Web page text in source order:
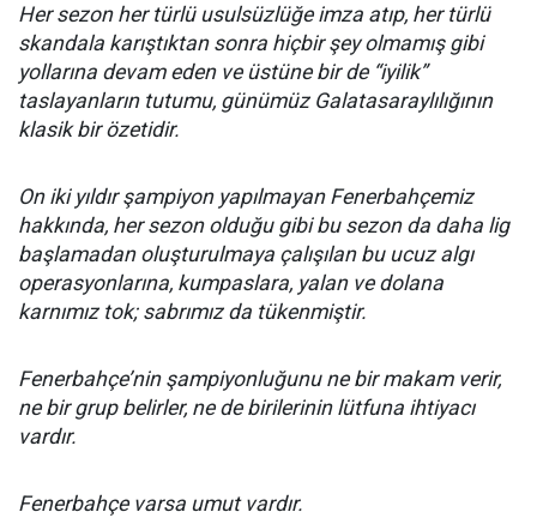
Her sezon her türlü usulsüzlüğe imza atıp, her türlü
skandala karıştıktan sonra hiçbir şey olmamış gibi
yollarına devam eden ve üstüne bir de “iyilik”
taslayanların tutumu, günümüz Galatasaraylılığının
klasik bir özetidir.
On iki yıldır şampiyon yapılmayan Fenerbahçemiz
hakkında, her sezon olduğu gibi bu sezon da daha lig
başlamadan oluşturulmaya çalışılan bu ucuz algı
operasyonlarına, kumpaslara, yalan ve dolana
karnımız tok; sabrımız da tükenmiştir.
Fenerbahçe’nin şampiyonluğunu ne bir makam verir,
ne bir grup belirler, ne de birilerinin lütfuna ihtiyacı
vardır.
Fenerbahçe varsa umut vardır.